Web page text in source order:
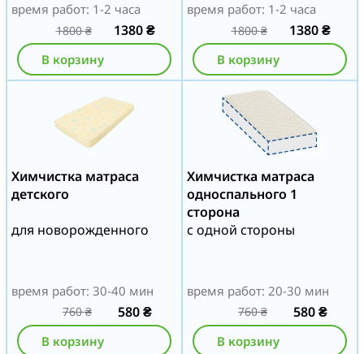
время работ: 1-2 часа
1800₴ 1380₴
В корзину
время работ: 1-2 часа
1800₴ 1380₴
В корзину
Химчистка матраса
детского
для новорожденного
время работ: 30-40 мин
760₴ 580₴
В корзину
Химчистка матраса
односпального 1
сторона
с одной стороны
время работ: 20-30 мин
760₴ 580₴
В корзину